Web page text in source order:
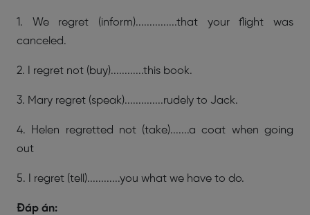
1. We regret (inform)...............that your flight was
canceled.
2. I regret not (buy)............this book.
3. Mary regret (speak)..............rudely to Jack.
4. Helen regretted not (take).......a coat when going
out
5. I regret (tell)............you what we have to do.
Đáp án: